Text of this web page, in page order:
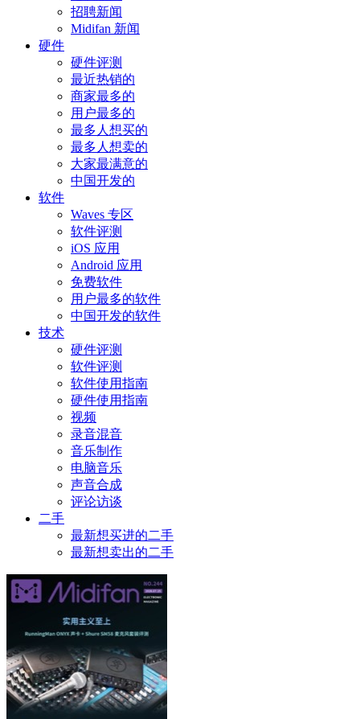
招聘新闻
Midifan 新闻
硬件
硬件评测
最近热销的
商家最多的
用户最多的
最多人想买的
最多人想卖的
大家最满意的
中国开发的
软件
Waves 专区
软件评测
iOS 应用
Android 应用
免费软件
用户最多的软件
中国开发的软件
技术
硬件评测
软件评测
软件使用指南
硬件使用指南
视频
录音混音
音乐制作
电脑音乐
声音合成
评论访谈
二手
最新想买进的二手
最新想卖出的二手